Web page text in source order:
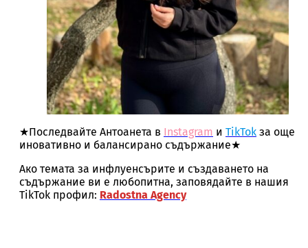
★Последвайте Антоанета в Instagram и TikTok за още
иновативно и балансирано съдържание★
Ако темата за инфлуенсърите и създаването на
съдържание ви е любопитна, заповядайте в нашия
TikTok профил: Radostna Agency